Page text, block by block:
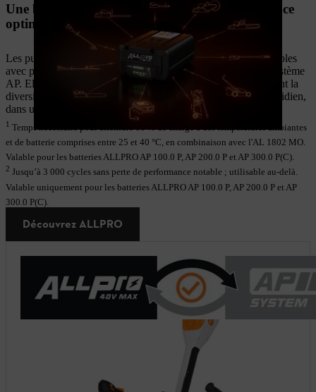
Une batterie unique, conçue pour une polyvalence
optimale.
Les puissantes batteries rechargeables ALLPRO sont compatibles
avec plus de 80 appareils de la gamme, dont l’ensemble du système
AP. Elles simplifient la gestion de vos équipements en réduisant la
diversité des systèmes, tout en facilitant leur utilisation au quotidien,
dans une grande variété d’applications.
1 Temps nécessaire pour atteindre 80 % de charge à des températures ambiantes
et de batterie comprises entre 25 et 40 °C, en combinaison avec l'AL 1802 MO.
Valable pour les batteries ALLPRO AP 100.0 P, AP 200.0 P et AP 300.0 P(C).
2 Jusqu’à 3 000 cycles sans perte de performance notable ; utilisable au-delà.
Valable uniquement pour les batteries ALLPRO AP 100.0 P, AP 200.0 P et AP
300.0 P(C).
Découvrez ALLPRO